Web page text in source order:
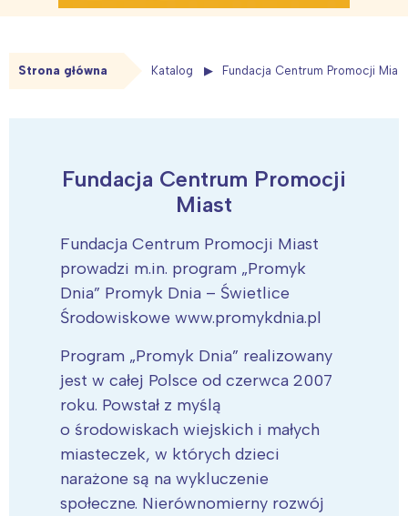
Strona główna Katalog Fundacja Centrum Promocji Miast
Fundacja Centrum Promocji
Miast
Fundacja Centrum Promocji Miast
prowadzi m.in. program „Promyk
Dnia” Promyk Dnia – Świetlice
Środowiskowe www.promykdnia.pl
Program „Promyk Dnia” realizowany
jest w całej Polsce od czerwca 2007
roku. Powstał z myślą
o środowiskach wiejskich i małych
miasteczek, w których dzieci
narażone są na wykluczenie
społeczne. Nierównomierny rozwój